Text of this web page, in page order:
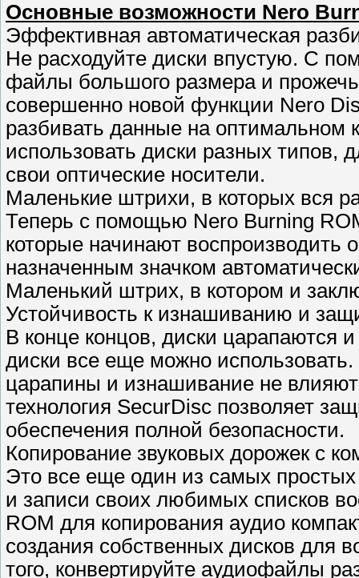
Основные возможности Nero
Эффективная автоматическая
Не расходуйте диски впустую. С
файлы большого размера и прожечь
совершенно новой функции Nero
разбивать данные на
использовать диски разных типов,
свои оптические носители.
Маленькие штрихи, в которых вся
Теперь с помощью Nero Burning
которые начинают
назначенным значком
Маленький штрих, в котором и
Устойчивость к изнашиванию и
В конце концов, диски царапаются
диски все еще можно
царапины и изнашивание не
технология SecurDisc позволяет
обеспечения полной безопасности.
Копирование звуковых дорожек с
Это все еще один из самых простых
и записи своих любимых списков
ROM для копирования аудио
создания собственных дисков для
того, конвертируйте аудиофайлы